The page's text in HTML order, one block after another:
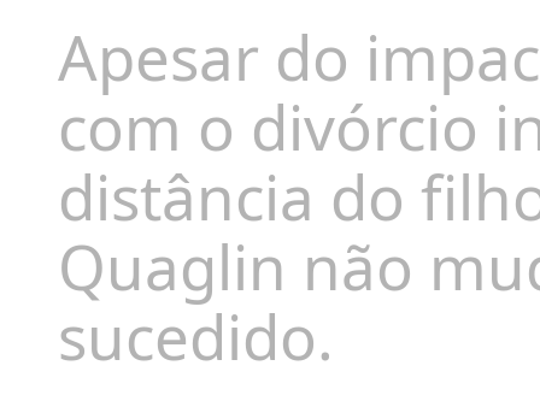
Apesar do
com o divórcio
distância do
Quaglin não
sucedido.